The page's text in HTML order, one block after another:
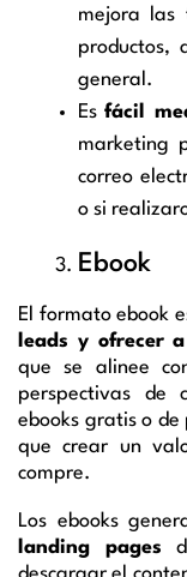
mejora las
productos,
general.
Esfácil
marketing
correo
o si
Ebook
El formato ebook
leads y ofrecer
que se alinee
perspectivas de
ebooks gratis o
que crear un
compre.
Los ebooks
landing pages